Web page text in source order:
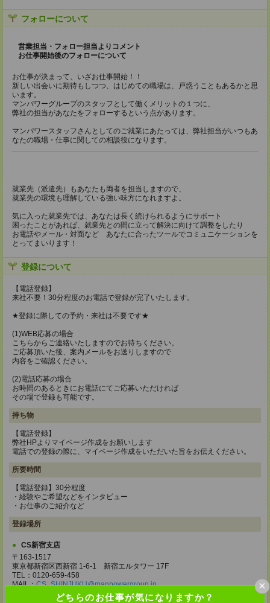
どちらのお仕事が気になりますか？
×
フォローについて
営業担当・フォロー担当よりコメント
お仕事開始後のフォローについて
お仕事が決まって、いざお仕事開始！！
新しい出会いに期待もしつつ、はじめての職場は、戸惑うこともあるかと思
います。
マンパワーグループのスタッフとして働くメリットの１つに、
弊社の担当があなたをフォローするという点があります。
マンパワースタッフさんとしてのご就業にあたっては、弊社担当がいつもあ
なたの職場・仕事に関しての相談役になります。
就業先（派遣先）もあなたも両者を担当しますので、
就業先の環境も理解している強い味方になれますよ。
気に入った就業先では、あなたは長く続けられるようにサポート
困ったことがあれば、就業先との間に立って解決に向けて調整をしたり
お電話やメール・対面など あなたに合ったツールでコミュニケーションを
とってまいります！
登録について
【電話登録】
来社不要！30分程度のお電話で登録が完了いたします。
★登録に際しての予約・来社は不要です★
(1)WEB応募の場合
こちらからご連絡いたしますのでお待ちください。
ご応募頂いた後、案内メールをお送りしますので
内容をご確認ください。
(2)電話応募の場合
お時間のあるときにお電話にてご応募いただければ
その場で登録も可能です。
持ち物
【電話登録】
弊社HPよりマイページ作成をお願いします
電話での登録の際に、マイページ作成をいただいた旨をお伝えください。
所要時間
【電話登録】30分程度
・経験やご希望などをインタビュー
・お仕事のご紹介など
登録場所
CS新宿支店
〒163-1517
東京都新宿区西新宿 1-6-1 新宿エルタワー 17F
TEL：0120-659-458
MAIL：CS_SHINJUKU@manpowergroup.jp
担当：採用担当